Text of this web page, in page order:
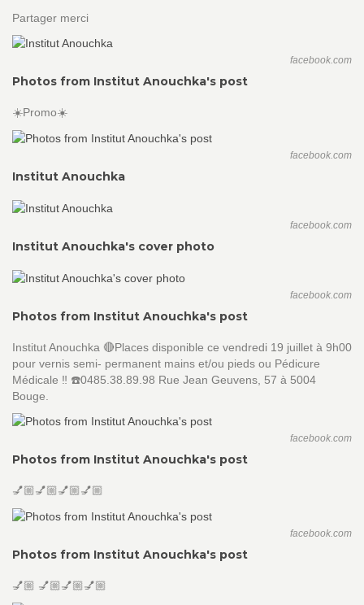
Partager merci
facebook.com
Photos from Institut Anouchka's post
☀️Promo☀️
facebook.com
Institut Anouchka
facebook.com
Institut Anouchka's cover photo
facebook.com
Photos from Institut Anouchka's post
Institut Anouchka 🔴Places disponible ce vendredi 19 juillet à 9h00
pour vernis semi- permanent mains et/ou pieds ou Pédicure
Médicale ‼️ ☎️0485.38.89.98 Rue Jean Geuvens, 57 à 5004
Bouge.
facebook.com
Photos from Institut Anouchka's post
💅🏼💅🏼💅🏼💅🏼
facebook.com
Photos from Institut Anouchka's post
💅🏼 💅🏼💅🏼💅🏼